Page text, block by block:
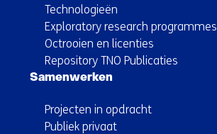
Technologieën
Exploratory research programmes
Octrooien en licenties
Repository TNO Publicaties
Samenwerken
Projecten in opdracht
Publiek privaat